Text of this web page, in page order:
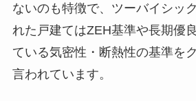
ないのも特徴で、ツーバイシッ
れた戸建てはZEH基準や長期優
ている気密性・断熱性の基準を
言われています。